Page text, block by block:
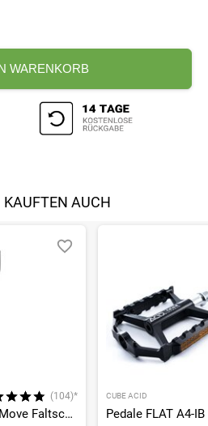
WARENKORB
KAUFTEN AUCH
(104)*
FS 480/130 Cops L / X-Move Faltschloss
CUBE ACID
Pedale FLAT A4-